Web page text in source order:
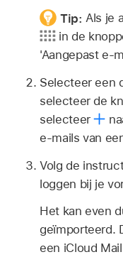
Tip:Als je
in de
'Aangepast
Selecteer een
selecteer de
selecteer
e‑mails van
Volg de
loggen bij je
Het kan even
geïmporteerd.
een iCloud